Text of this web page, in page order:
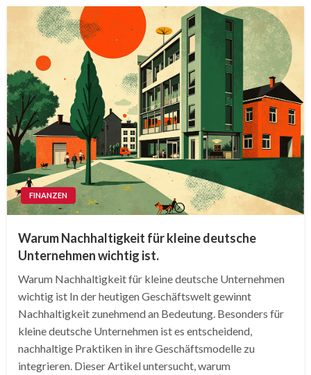
FINANZEN
Warum Nachhaltigkeit für kleine deutsche
Unternehmen wichtig ist.
Warum Nachhaltigkeit für kleine deutsche Unternehmen
wichtig ist In der heutigen Geschäftswelt gewinnt
Nachhaltigkeit zunehmend an Bedeutung. Besonders für
kleine deutsche Unternehmen ist es entscheidend,
nachhaltige Praktiken in ihre Geschäftsmodelle zu
integrieren. Dieser Artikel untersucht, warum